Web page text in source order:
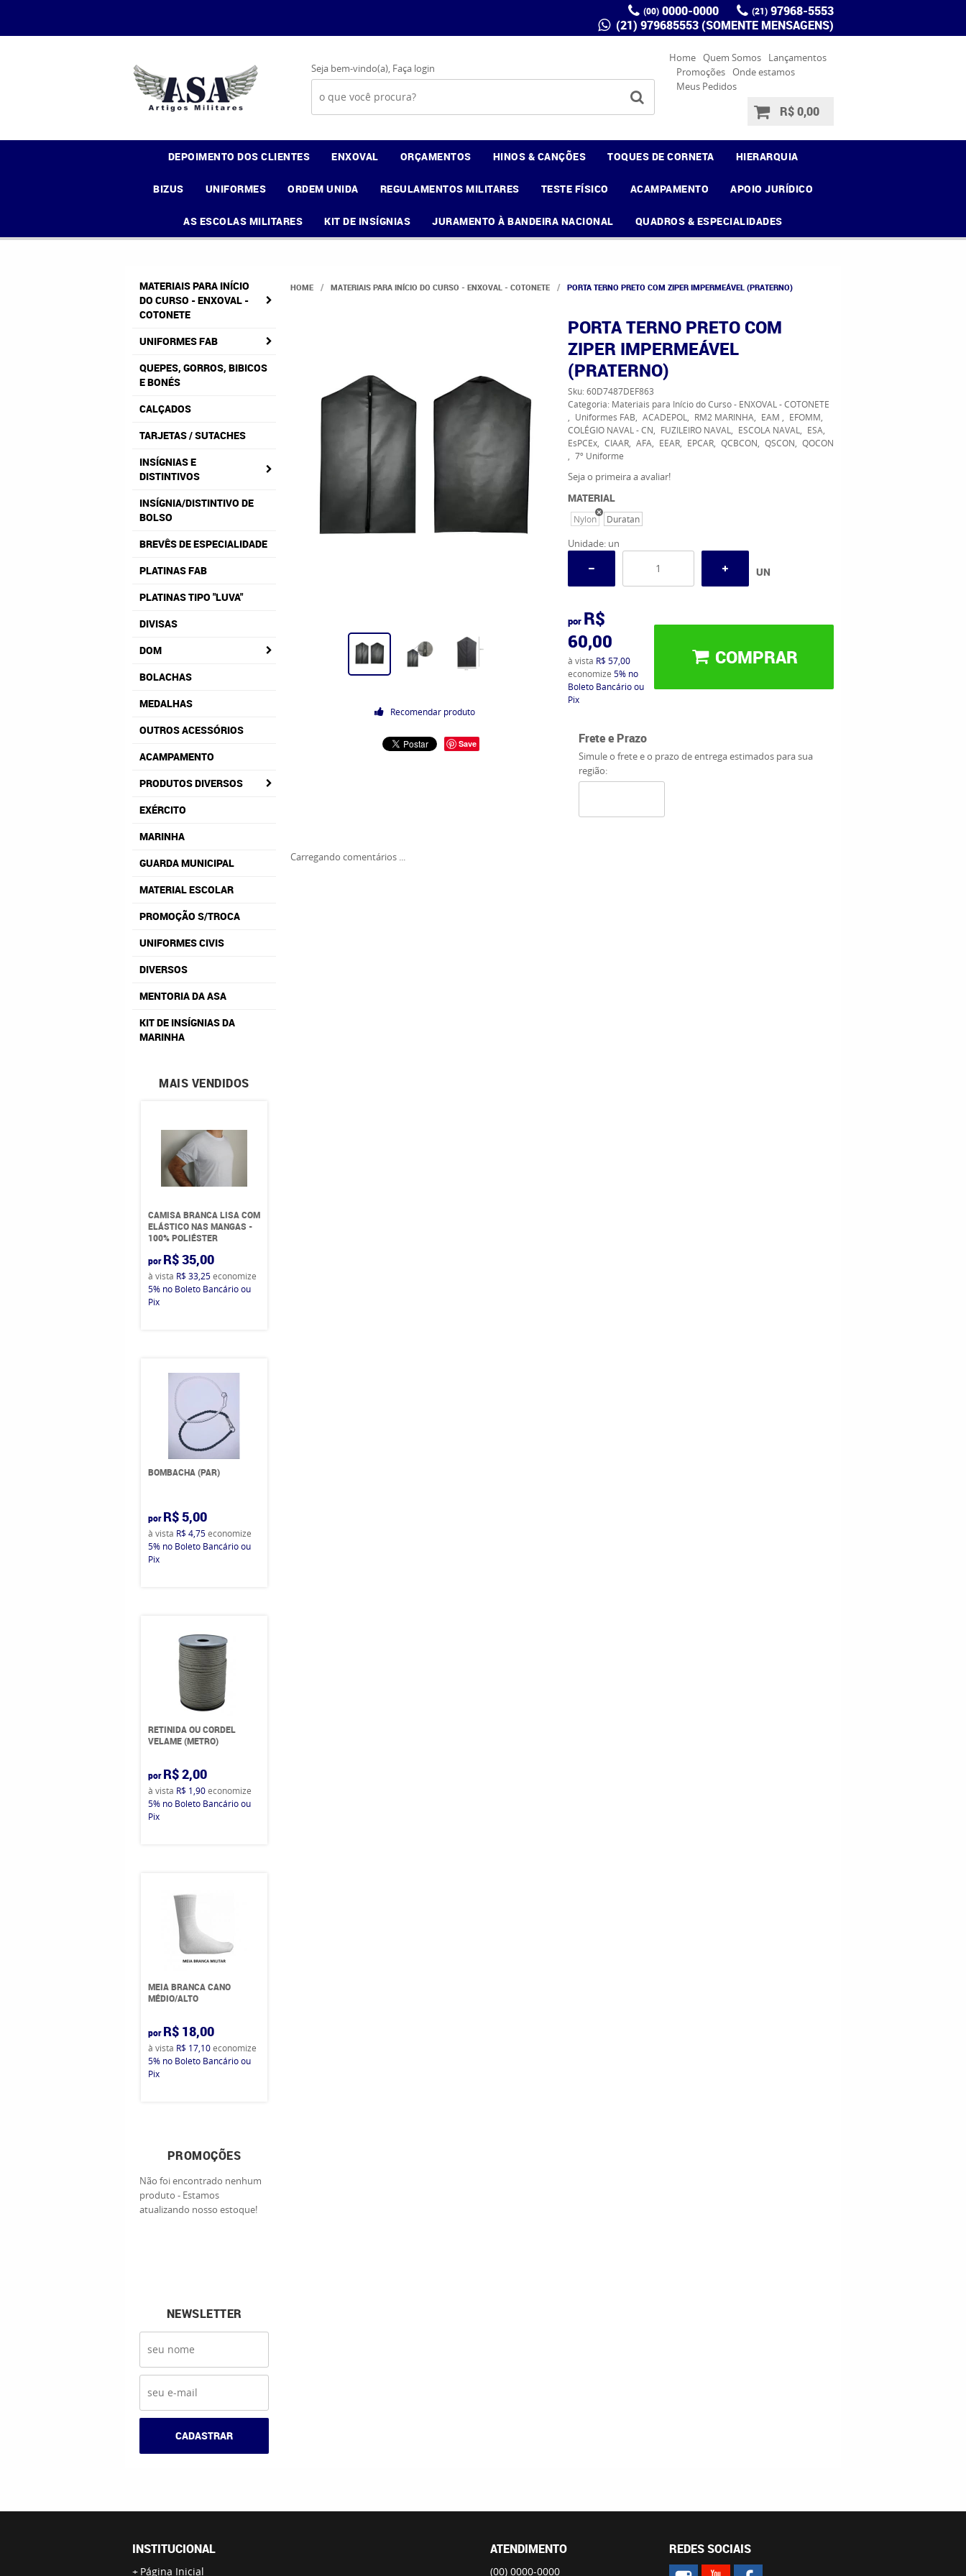
(00) 0000-0000 (21) 97968-5553
(21) 979685553 (SOMENTE MENSAGENS)
Seja bem-vindo(a), Faça login
Home Quem Somos
Lançamentos
Promoções Onde estamos
Meus Pedidos
R$ 0,00
DEPOIMENTO DOS CLIENTES ENXOVAL ORÇAMENTOS HINOS & CANÇÕES TOQUES DE CORNETA HIERARQUIA
BIZUS UNIFORMES ORDEM UNIDA REGULAMENTOS MILITARES TESTE FÍSICO ACAMPAMENTO APOIO JURÍDICO
AS ESCOLAS MILITARES KIT DE INSÍGNIAS JURAMENTO À BANDEIRA NACIONAL QUADROS & ESPECIALIDADES
MATERIAIS PARA INÍCIO
DO CURSO - ENXOVAL -
COTONETE
UNIFORMES FAB
QUEPES, GORROS, BIBICOS
E BONÉS
CALÇADOS
TARJETAS / SUTACHES
INSÍGNIAS E
DISTINTIVOS
INSÍGNIA/DISTINTIVO DE
BOLSO
BREVÊS DE ESPECIALIDADE
PLATINAS FAB
PLATINAS TIPO "LUVA"
DIVISAS
DOM
BOLACHAS
MEDALHAS
OUTROS ACESSÓRIOS
ACAMPAMENTO
PRODUTOS DIVERSOS
EXÉRCITO
MARINHA
GUARDA MUNICIPAL
MATERIAL ESCOLAR
PROMOÇÃO S/TROCA
UNIFORMES CIVIS
DIVERSOS
MENTORIA DA ASA
KIT DE INSÍGNIAS DA
MARINHA
MAIS VENDIDOS
CAMISA BRANCA LISA COM
ELÁSTICO NAS MANGAS -
100% POLIÉSTER
por R$ 35,00
à vista R$ 33,25economize
5% no Boleto Bancário ou
Pix
BOMBACHA (PAR)
por R$ 5,00
à vista R$ 4,75economize
5% no Boleto Bancário ou
Pix
RETINIDA OU CORDEL
VELAME (METRO)
por R$ 2,00
à vista R$ 1,90economize
5% no Boleto Bancário ou
Pix
MEIA BRANCA CANO
MÉDIO/ALTO
por R$ 18,00
à vista R$ 17,10economize
5% no Boleto Bancário ou
Pix
PROMOÇÕES
Não foi encontrado nenhum
produto - Estamos
atualizando nosso estoque!
NEWSLETTER
CADASTRAR
HOME MATERIAIS PARA INÍCIO DO CURSO - ENXOVAL - COTONETE PORTA TERNO PRETO COM ZIPER IMPERMEÁVEL (PRATERNO)
Recomendar produto
Save
PORTA TERNO PRETO COM
ZIPER IMPERMEÁVEL
(PRATERNO)
Sku:60D7487DEF863
Categoria: Materiais para Início do Curso - ENXOVAL - COTONETE
Uniformes FAB
ACADEPOL RM2 MARINHA EAM
EFOMM
COLÉGIO NAVAL - CN
FUZILEIRO NAVAL ESCOLA NAVAL
ESA
EsPCEx
CIAAR AFA EEAR EPCAR QCBCON QSCON
QOCON
7º Uniforme
Seja o primeira a avaliar!
MATERIAL
Nylon Duratan
Unidade: un
UN
por R$
60,00
à vista R$ 57,00
economize 5% no
Boleto Bancário ou
Pix
COMPRAR
Frete e Prazo
Simule o frete e o prazo de entrega estimados para sua
região:
Carregando comentários ...
INSTITUCIONAL
Página Inicial
ATENDIMENTO
(00) 0000-0000
REDES SOCIAIS